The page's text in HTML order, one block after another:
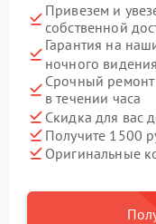
Привезем и
собственной
Гарантия на
ночного
Срочный
в течении часа
Скидка для вас
Получите 1500
Оригинальные